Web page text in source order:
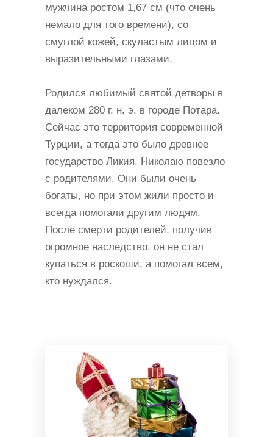
мужчина ростом 1,67 см (что очень
немало для того времени), со
смуглой кожей, скуластым лицом и
выразительными глазами.
Родился любимый святой детворы в
далеком 280 г. н. э. в городе Потара.
Сейчас это территория современной
Турции, а тогда это было древнее
государство Ликия. Николаю повезло
с родителями. Они были очень
богаты, но при этом жили просто и
всегда помогали другим людям.
После смерти родителей, получив
огромное наследство, он не стал
купаться в роскоши, а помогал всем,
кто нуждался.